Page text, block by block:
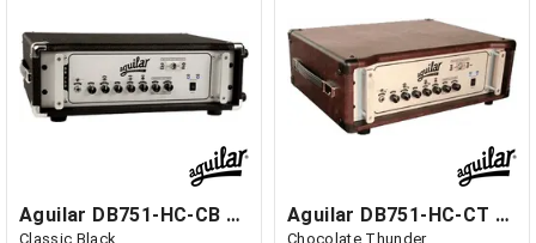
Aguilar DB751-HC-CB Head case for DB751
Classic Black
Aguilar DB751-HC-CT Head case for DB751
Chocolate Thunder